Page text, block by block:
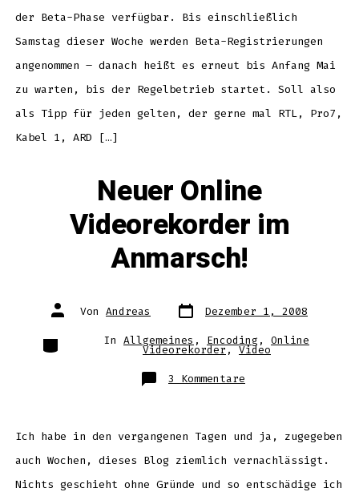
der Beta-Phase verfügbar. Bis einschließlich
Samstag dieser Woche werden Beta-Registrierungen
angenommen – danach heißt es erneut bis Anfang Mai
zu warten, bis der Regelbetrieb startet. Soll also
als Tipp für jeden gelten, der gerne mal RTL, Pro7,
Kabel 1, ARD […]
Neuer Online
Videorekorder im
Anmarsch!
Autor
des Von Andreas Datum
des
Dezember 1, 2008
Kategorien In Allgemeines , Encoding , Online
Videorekorder,Video
3 Kommentare
Neuer
Ich habe in den vergangenen Tagen und ja, zugegeben
auch Wochen, dieses Blog ziemlich vernachlässigt.
Nichts geschieht ohne Gründe und so entschädige ich